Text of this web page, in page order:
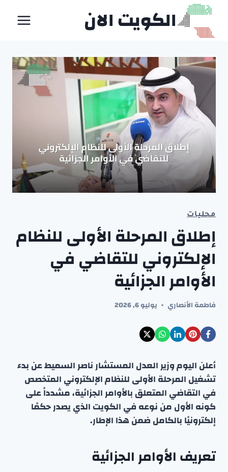
التجاوز
المحتوى
الكويت الان
محليات
إطلاق المرحلة الأولى للنظام
الإلكتروني للتقاضي في
الأوامر الجزائية
فاطمة الأنصاري يوليو 6, 2026
أعلن اليوم وزير العدل المستشار ناصر السميط عن بدء
تشغيل المرحلة الأولى للنظام الإلكتروني المتخصص
في التقاضي المتعلق بالأوامر الجزائية، مشدداً على
كونه الأول من نوعه في الكويت الذي يصدر حكمًا
إلكترونيًا بالكامل ضمن هذا الإطار.
تعريف الأوامر الجزائية